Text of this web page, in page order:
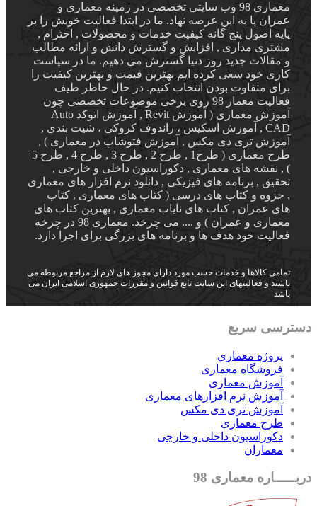
معماری 98 وب سایتی تخصصی در زمینه معماری و
عمران پا به این عرصه نهاد. ما در ابتدا فعالیت خویش را بر
پایه اصول پنج گانه کیفیت خدمات و محصولات , احترام ,
مشتری مداری , افزایش و گسترش دانش و ارائه مطالب
و مقالات جدید روز دنیا گسترش می دهیم. ما در سیاست
کاری خود سعی کرده ایم بهترین قیمت و بهترین کیفیت را
برای متفاوت بودن انتخاب کنیم. در حال حاظر طیف
فعالیت معمار 98 روی برخی موضوعات تخصصی چون
آموزش معماری ( آموزش Revit , آموزش اتوکد Auto
CAD , آموزش اسکیس ، راندوف کروکی ، شیت بندی ,
آموزش تری دی مکس , آموزش فتوشاپ در معماری ) ,
طرح معماری ( طرح1 , طرح 2 , طرح 3 , طرح 4 , طرح 5
) , نقشه های معماری , دکوراسیون داخلی و خارجی ,
تحقیق , برنامه های فیزیکی , دانلود نرم افزار های معماری
, جزوه و کتاب های درسی ( کتاب های معماری , کتاب
های عمران , کتاب های نایاب معماری , بهترین کتاب های
معماری و عمران ) و .... می چرخد. معماری 98 در چرخه
فعالیت خود هدف ها و برنامه های بزرگی برای اجرا دارد.
تمامی کالاها و خدمات حسب مورد دارای مجوز های لازم از مراجع مربوطه می
باشند و فعالیتهای این سایت تابع قوانین و مقررات جمهوری اسلامی ایران می
باشد
دسترسی سریع
پروژه معماری
فروشگاه معماری
آموزش معماری
آموزش نرم افزارهای معماری
آموزش تری دی مکس
طرح معماری
دکوراسیون داخلی و خارجی
معماران
دربـــــاره معماری 98